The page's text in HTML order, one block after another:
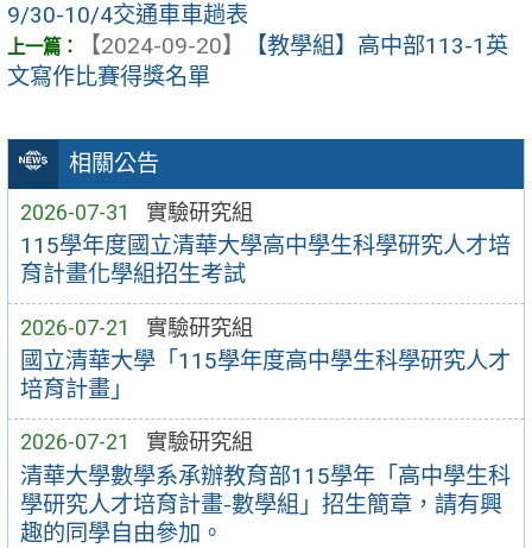
相關公告
2026-07-31 實驗研究組
115學年度國立清華大學高中學生科學研究人才培
育計畫化學組招生考試
2026-07-21 實驗研究組
國立清華大學「115學年度高中學生科學研究人才
培育計畫」
2026-07-21 實驗研究組
清華大學數學系承辦教育部115學年「高中學生科
學研究人才培育計畫-數學組」招生簡章，請有興
趣的同學自由參加。
9/30-10/4交通車車趟表
【2024-09-20】
【教學組】高中部113-1英
文寫作比賽得獎名單